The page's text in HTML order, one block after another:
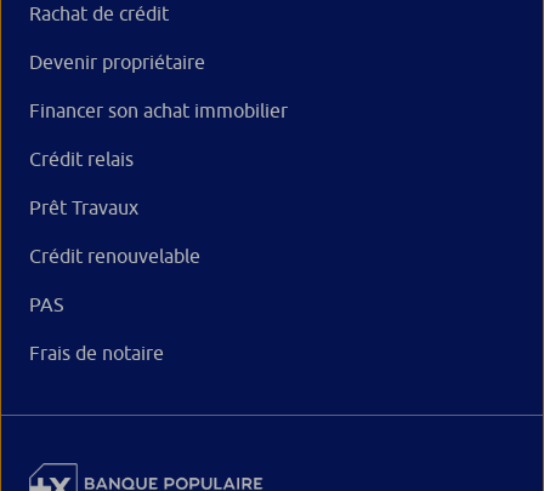
Rachat de crédit
Devenir propriétaire
Financer son achat immobilier
Crédit relais
Prêt Travaux
Crédit renouvelable
PAS
Frais de notaire